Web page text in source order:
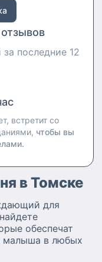
последние 12
встретит со
чтобы вы
в Томске
для
обеспечат
малыша в любых